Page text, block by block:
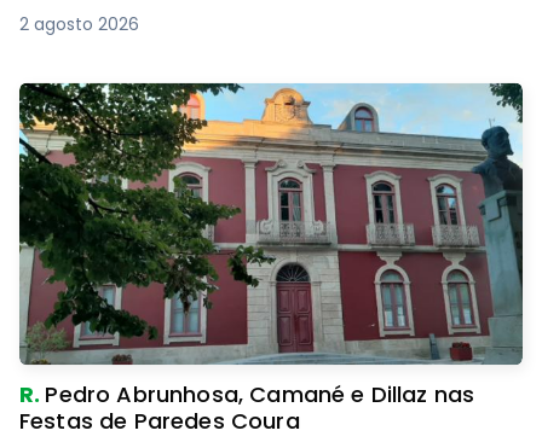
2 agosto 2026
R. Pedro Abrunhosa, Camané e Dillaz nas
Festas de Paredes Coura